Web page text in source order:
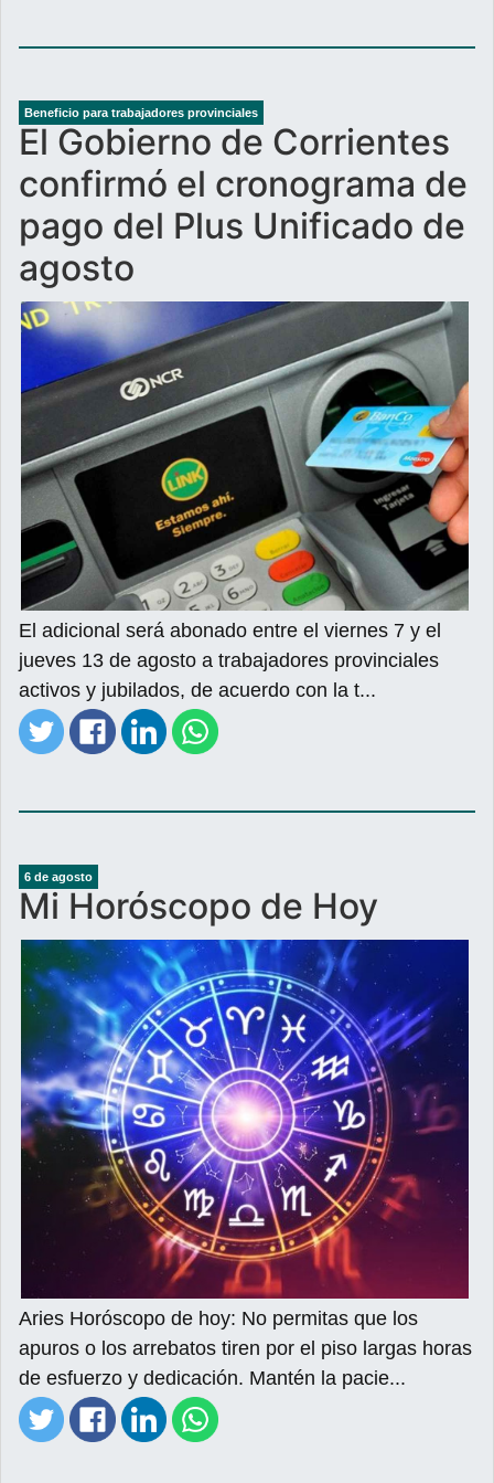
Beneficio para trabajadores provinciales
El Gobierno de Corrientes
confirmó el cronograma de
pago del Plus Unificado de
agosto
El adicional será abonado entre el viernes 7 y el
jueves 13 de agosto a trabajadores provinciales
activos y jubilados, de acuerdo con la t...
6 de agosto
Mi Horóscopo de Hoy
Aries Horóscopo de hoy: No permitas que los
apuros o los arrebatos tiren por el piso largas horas
de esfuerzo y dedicación. Mantén la pacie...